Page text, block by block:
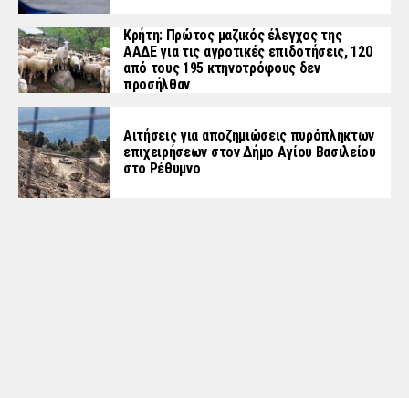
Κρήτη: Πρώτος μαζικός έλεγχος της
ΑΑΔΕ για τις αγροτικές επιδοτήσεις, 120
από τους 195 κτηνοτρόφους δεν
προσήλθαν
Αιτήσεις για αποζημιώσεις πυρόπληκτων
επιχειρήσεων στον Δήμο Αγίου Βασιλείου
στο Ρέθυμνο